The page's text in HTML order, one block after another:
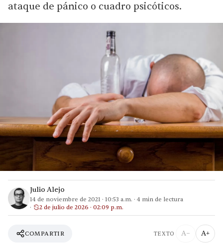
ataque de pánico o cuadro psicóticos.
Julio Alejo
14 de noviembre de 2021 · 10:53 a.m. · 4 min de lectura
2 de julio de 2026 · 02:09 p.m.
COMPARTIR TEXTO A− A+